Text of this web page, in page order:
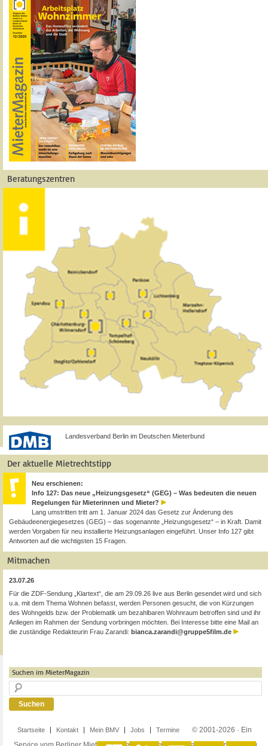
Beratungszentren
Landesverband Berlin im Deutschen Mieterbund
Der aktuelle Mietrechtstipp
Neu erschienen:
Info 127: Das neue „Heizungsgesetz“ (GEG) – Was bedeuten die neuen
Regelungen für Mieterinnen und Mieter?
Lang umstritten tritt am 1. Januar 2024 das Gesetz zur Änderung des
Gebäudeenergiegesetzes (GEG) – das sogenannte „Heizungsgesetz“ – in Kraft. Damit
werden Vorgaben für neu installierte Heizungsanlagen eingeführt. Unser Info 127 gibt
Antworten auf die wichtigsten 15 Fragen.
Mitmachen
23.07.26
Für die ZDF-Sendung „Klartext“, die am 29.09.26 live aus Berlin gesendet wird und sich
u.a. mit dem Thema Wohnen befasst, werden Personen gesucht, die von Kürzungen
des Wohngelds bzw. der Problematik um bezahlbaren Wohnraum betroffen sind und ihr
Anliegen im Rahmen der Sendung vorbringen möchten. Bei Interesse bitte eine Mail an
die zuständige Redakteurin Frau Zarandi: bianca.zarandi@gruppe5film.de
Suchen im MieterMagazin
Startseite Kontakt Mein BMV Jobs Termine
© 2001-2026 · Ein